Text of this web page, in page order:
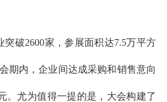
破2600家，参展面积达7.5万平方
期内，企业间达成采购和销售意向
。尤为值得一提的是，大会构建了